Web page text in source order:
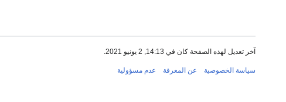
آخر تعديل لهذه الصفحة كان في 14:13, 2 يونيو 2021.
سياسة الخصوصية عن المعرفة عدم مسؤولية